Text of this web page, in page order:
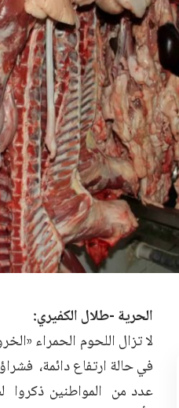
الحرية -طلال الكفيري:
لا تزال اللحوم الحمراء
في حالة ارتفاع دائمة،
عدد من المواطنين ذكروا